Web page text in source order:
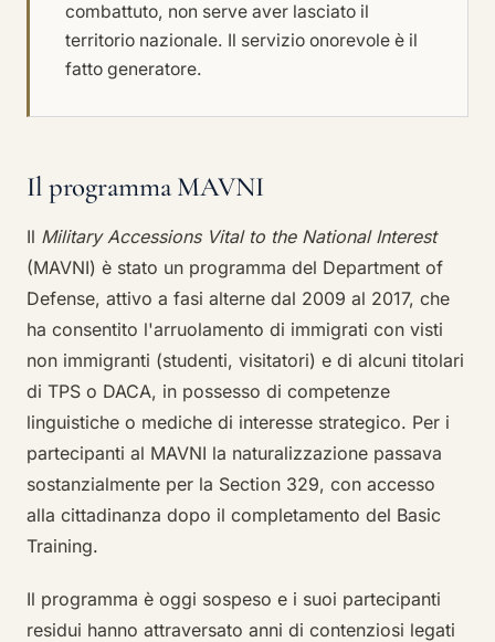
combattuto, non serve aver lasciato il
territorio nazionale. Il servizio onorevole è il
fatto generatore.
Il programma MAVNI
Il Military Accessions Vital to the National Interest
(MAVNI) è stato un programma del Department of
Defense, attivo a fasi alterne dal 2009 al 2017, che
ha consentito l'arruolamento di immigrati con visti
non immigranti (studenti, visitatori) e di alcuni titolari
di TPS o DACA, in possesso di competenze
linguistiche o mediche di interesse strategico. Per i
partecipanti al MAVNI la naturalizzazione passava
sostanzialmente per la Section 329, con accesso
alla cittadinanza dopo il completamento del Basic
Training.
Il programma è oggi sospeso e i suoi partecipanti
residui hanno attraversato anni di contenziosi legati